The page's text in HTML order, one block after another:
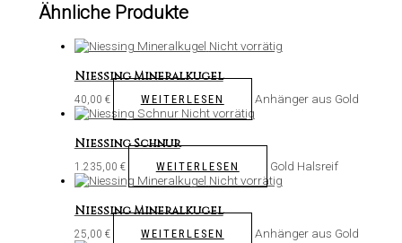
Ähnliche Produkte
Nicht vorrätig
Niessing Mineralkugel
40,00 € WEITERLESEN
Anhänger aus Gold
Nicht vorrätig
Niessing Schnur
1.235,00 € WEITERLESEN
Gold Halsreif
Nicht vorrätig
Niessing Mineralkugel
25,00 € WEITERLESEN Anhänger aus Gold